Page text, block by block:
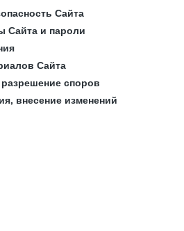
Сайта
Сайта и пароли
Сайта
споров
внесение изменений